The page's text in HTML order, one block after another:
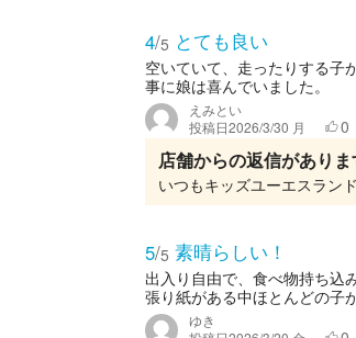
4/5 とても良い
空いていて、走ったりする子
事に娘は喜んでいました。
えみとい
投稿日2026/3/30 月 0
店舗からの返信がありま
5/5 素晴らしい！
出入り自由で、食べ物持ち込
張り紙がある中ほとんどの子
ゆき